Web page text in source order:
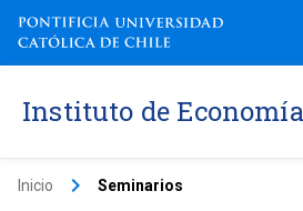
Instituto de Economía
Inicio keyboard_arrow_right Seminarios